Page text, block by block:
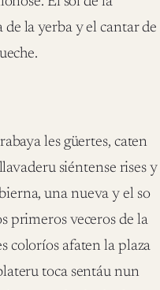
la yerba y el cantar de
les güertes, caten
siéntense rises y
una nueva y el so
primeros veceros de la
coloríos afaten la plaza
toca sentáu nun